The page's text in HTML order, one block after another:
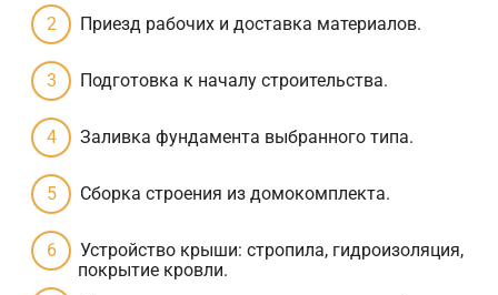
Приезд рабочих и доставка материалов.
Подготовка к началу строительства.
Заливка фундамента выбранного типа.
Сборка строения из домокомплекта.
Устройство крыши: стропила, гидроизоляция,
покрытие кровли.